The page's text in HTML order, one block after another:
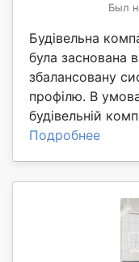
Был
Будівельна
була заснована
збалансовану
профілю. В
будівельній
Подробнее